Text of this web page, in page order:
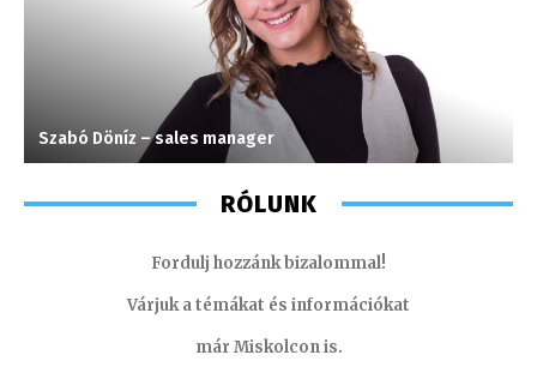
Szabó Döníz – sales manager
RÓLUNK
Fordulj hozzánk bizalommal!
Várjuk a témákat és információkat
már Miskolcon is.